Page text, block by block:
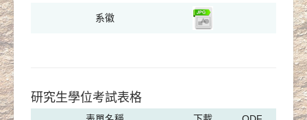
系徽
研究生學位考試表格